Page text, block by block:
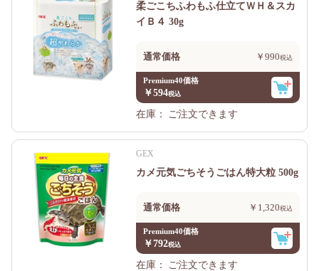
柔ごこちふわもふ仕立てＷＨ＆スカ
イＢ４ 30g
通常価格 ￥990
Premium40価格
￥594
在庫：
ご注文できます
GEX
カメ元気ごちそうごはん特大粒 500g
通常価格 ￥1,320
Premium40価格
￥792
在庫：
ご注文できます